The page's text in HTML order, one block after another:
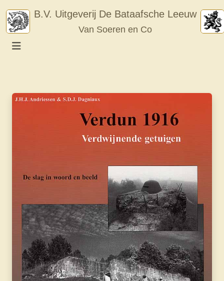
content
B.V. Uitgeverij De Bataafsche Leeuw
Van Soeren en Co